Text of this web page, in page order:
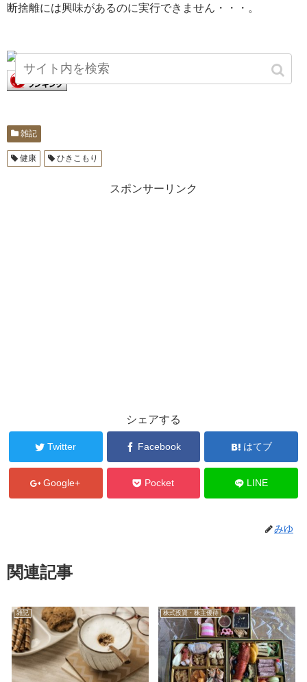
断捨離には興味があるのに実行できません・・・。
雑記
健康 ひきこもり
スポンサーリンク
シェアする
Twitter Facebook はてブ
Google+ Pocket LINE
みゆ
関連記事
雑記 株式投資・株主優待